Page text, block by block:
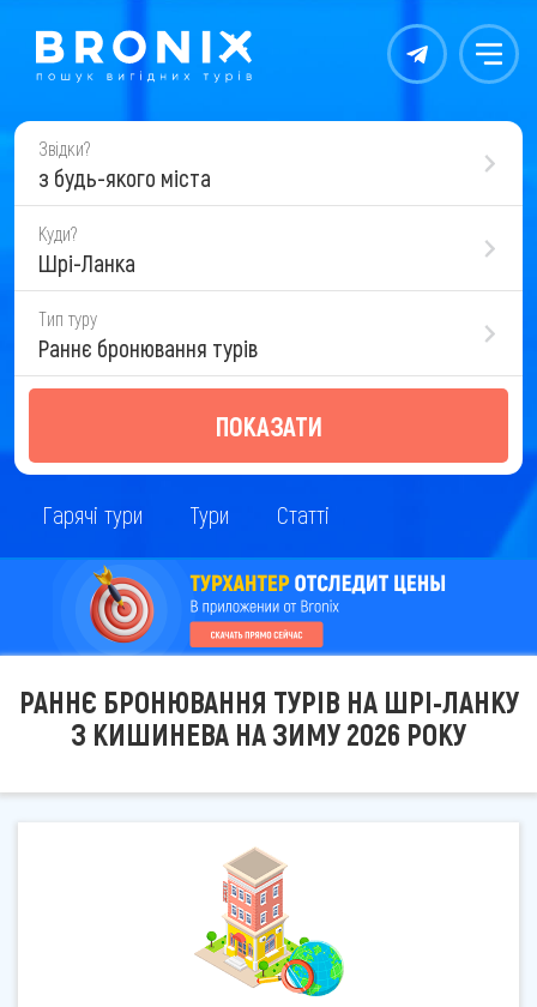
Контакты Меню
Звідки?
з будь-якого міста
Куди?
Шрі-Ланка
Тип туру
Раннє бронювання турів
ПОКАЗАТИ
Гарячі тури Тури Статті
РАННЄ БРОНЮВАННЯ ТУРІВ НА ШРІ-ЛАНКУ
З КИШИНЕВА НА ЗИМУ 2026 РОКУ